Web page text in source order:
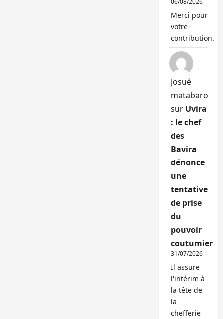
06/08/2026
Merci pour
votre
contribution.
Josué
matabaro
sur Uvira
: le chef
des
Bavira
dénonce
une
tentative
de prise
du
pouvoir
coutumier
31/07/2026
Il assure
l'intérim à
la tête de
la
chefferie